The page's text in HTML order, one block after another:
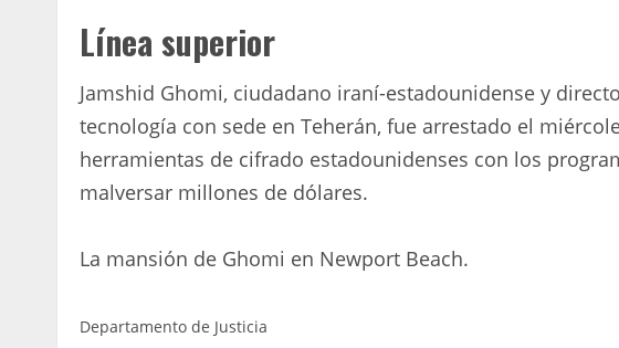
Línea superior
Jamshid Ghomi, ciudadano iraní-estadounidense y
tecnología con sede en Teherán, fue arrestado el
herramientas de cifrado estadounidenses con los
malversar millones de dólares.
La mansión de Ghomi en Newport Beach.
Departamento de Justicia